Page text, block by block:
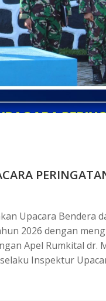
Upacara Bendera
2026 dengan
Apel Rumkital dr.
Inspektur